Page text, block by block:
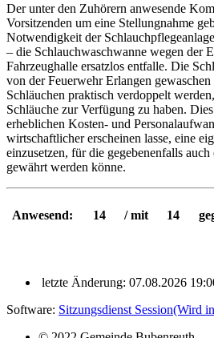
Der unter den Zuhörern anwesende
Vorsitzenden um eine Stellungnahme
Notwendigkeit der
– die Schlauchwaschwanne wegen der
Fahrzeughalle ersatzlos entfalle. Die
von der Feuerwehr Erlangen gewaschen
Schläuchen praktisch verdoppelt
Schläuche zur Verfügung zu haben.
erheblichen Kosten- und
wirtschaftlicher erscheinen lasse, eine
einzusetzen, für die gegebenenfalls
gewährt werden könne.
Anwesend: 14 / mit 14
letzte Änderung: 07.08.2026
Software: Sitzungsdienst Session(Wird